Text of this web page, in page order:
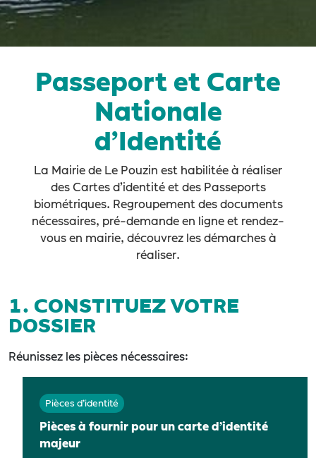
Passeport et Carte
Nationale
d’Identité
La Mairie de Le Pouzin est habilitée à réaliser
des Cartes d’identité et des Passeports
biométriques. Regroupement des documents
nécessaires, pré-demande en ligne et rendez-
vous en mairie, découvrez les démarches à
réaliser.
1. CONSTITUEZ VOTRE
DOSSIER
Réunissez les pièces nécessaires:
Pièces d’identité
Pièces à fournir pour un carte d’identité
majeur